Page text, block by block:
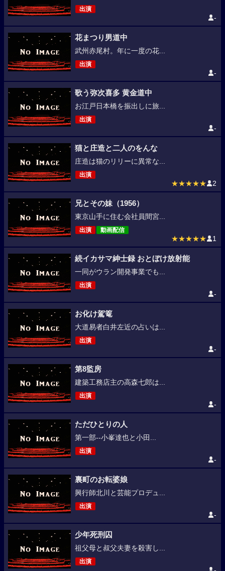
出演
-
花まつり男道中
武州赤尾村。年に一度の花...
出演
-
歌う弥次喜多 黄金道中
お江戸日本橋を振出しに旅...
出演
-
猫と庄造と二人のをんな
庄造は猫のリリーに異常な...
出演
★★★★★ 2
兄とその妹（1956）
東京山手に住む会社員間宮...
出演 動画配信
★★★★★ 1
続イカサマ紳士録 おとぼけ放射能
一同がウラン開発事業でも...
出演
-
お化け駕篭
大道易者白井左近の占いは...
出演
-
第8監房
建築工務店主の高森七郎は...
出演
-
ただひとりの人
第一部--小峯達也と小田...
出演
-
裏町のお転婆娘
興行師北川と芸能プロデュ...
出演
-
少年死刑囚
祖父母と叔父夫妻を殺害し...
出演